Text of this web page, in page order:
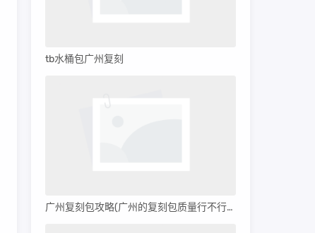
tb水桶包广州复刻
广州复刻包攻略(广州的复刻包质量行不行呀)